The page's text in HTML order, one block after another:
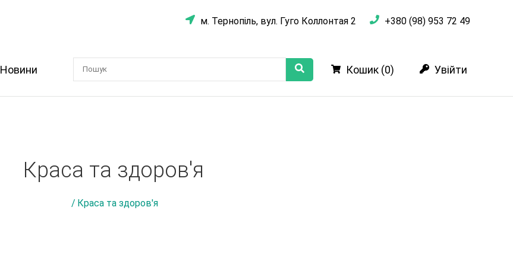
м. Тернопіль, вул. Гуго Коллонтая 2 +380 (98) 953 72 49
Новини Кошик (0) Увійти
Краса та здоров'я
/ Краса та здоров'я